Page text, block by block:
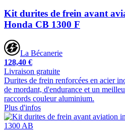
Kit durites de frein avant
Honda CB 1300 F
La Bécanerie
128,40 €
Livraison gratuite
Durites de frein renforcées en acier
de mordant, d'endurance et un
raccords couleur aluminium.
Plus d'infos